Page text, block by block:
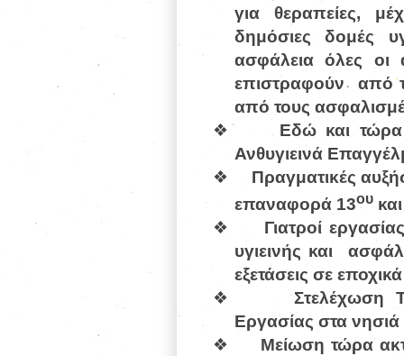
για θεραπείες,
δημόσιες δομές
ασφάλεια όλες οι
επιστραφούν
από
από τους
❖
Εδώ και τώρα
Ανθυγιεινά
❖
Πραγματικές
επαναφορά 13ου
❖
Γιατροί
υγιεινής και
εξετάσεις σε
❖
Στελέχωση
Εργασίας στα νησιά
❖
Μείωση τώρα